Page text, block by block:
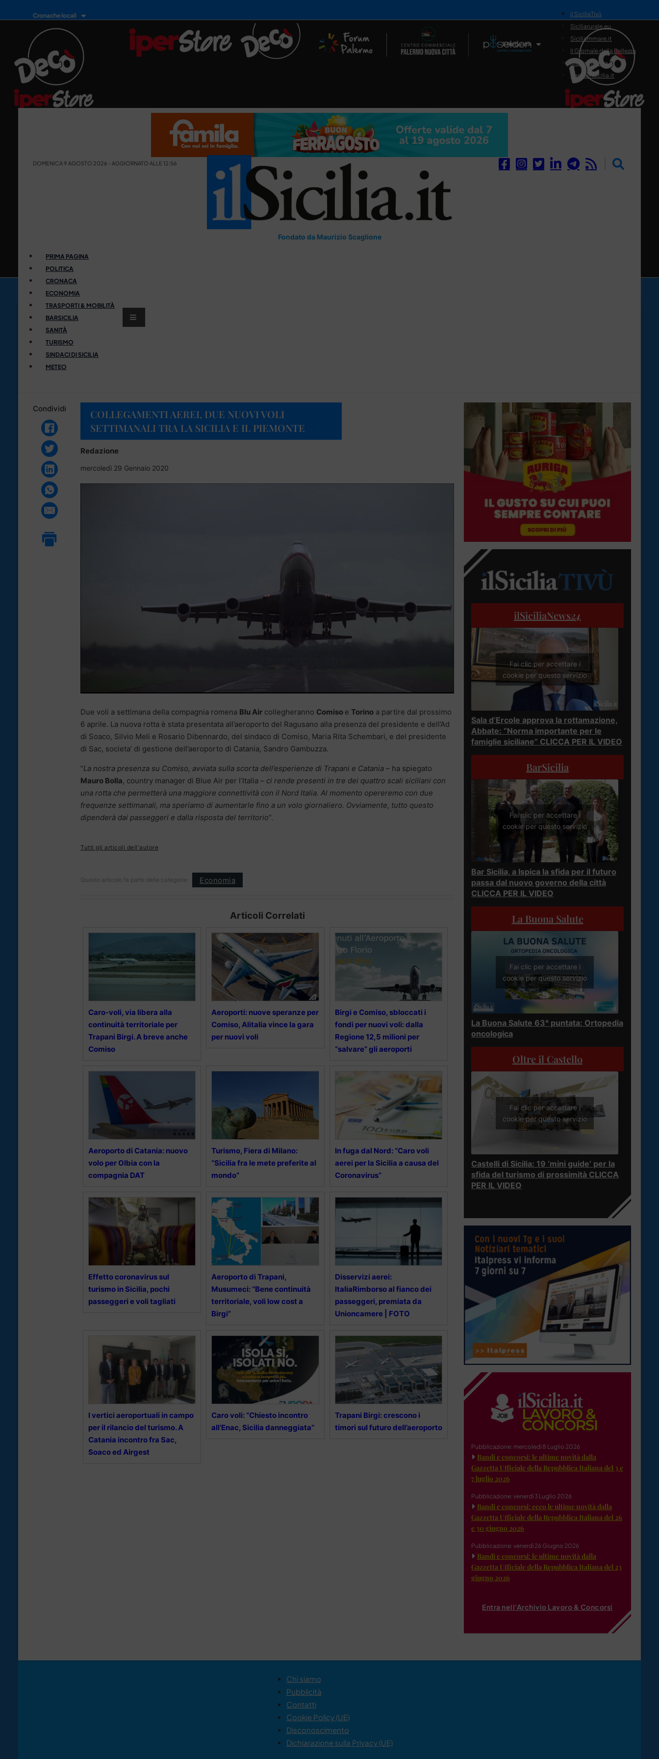
Cronache locali
Il Network
il SiciliaTivù
Siciliarurale.eu
Siciliammare.it
Il Giornale della Bellezza
Siciliamedica.it
Sanitainsicilia.it
DOMENICA 9 AGOSTO 2026 - AGGIORNATO ALLE 12:56
Fondato da Maurizio Scaglione
PRIMA PAGINA
POLITICA
CRONACA
ECONOMIA
TRASPORTI & MOBILITÀ
BARSICILIA
SANITÀ
TURISMO
SINDACI DI SICILIA
METEO
Condividi
COLLEGAMENTI AEREI, DUE NUOVI VOLI
SETTIMANALI TRA LA SICILIA E IL PIEMONTE
Redazione
mercoledì 29 Gennaio 2020
Due voli a settimana della compagnia romena Blu Air collegheranno Comiso e Torino a partire dal prossimo
6 aprile. La nuova rotta è stata presentata all’aeroporto del Ragusano alla presenza del presidente e dell’Ad
di Soaco, Silvio Meli e Rosario Dibennardo, del sindaco di Comiso, Maria Rita Schembari, e del presidente
di Sac, societa’ di gestione dell’aeroporto di Catania, Sandro Gambuzza.
“La nostra presenza su Comiso, avviata sulla scorta dell’esperienze di Trapani e Catania – ha spiegato
Mauro Bolla, country manager di Blue Air per l’Italia – ci rende presenti in tre dei quattro scali siciliani con
una rotta che permetterà una maggiore connettività con il Nord Italia. Al momento opereremo con due
frequenze settimanali, ma speriamo di aumentarle fino a un volo giornaliero. Ovviamente, tutto questo
dipenderà dai passeggeri e dalla risposta del territorio“.
Tutti gli articoli dell'autore
Questo articolo fa parte delle categorie: Economia
Articoli Correlati
Caro-voli, via libera alla
continuità territoriale per
Trapani Birgi. A breve anche
Comiso
Aeroporti: nuove speranze per
Comiso, Alitalia vince la gara
per nuovi voli
Birgi e Comiso, sbloccati i
fondi per nuovi voli: dalla
Regione 12,5 milioni per
“salvare” gli aeroporti
Aeroporto di Catania: nuovo
volo per Olbia con la
compagnia DAT
Turismo, Fiera di Milano:
“Sicilia fra le mete preferite al
mondo”
In fuga dal Nord: “Caro voli
aerei per la Sicilia a causa del
Coronavirus”
Effetto coronavirus sul
turismo in Sicilia, pochi
passeggeri e voli tagliati
Aeroporto di Trapani,
Musumeci: “Bene continuità
territoriale, voli low cost a
Birgi”
Disservizi aerei:
ItaliaRimborso al fianco dei
passeggeri, premiata da
Unioncamere | FOTO
I vertici aeroportuali in campo
per il rilancio del turismo. A
Catania incontro fra Sac,
Soaco ed Airgest
Caro voli: “Chiesto incontro
all’Enac, Sicilia danneggiata”
Trapani Birgi: crescono i
timori sul futuro dell’aeroporto
ilSiciliaNews24
Fai clic per accettare i
cookie per questo servizio
Sala d’Ercole approva la rottamazione,
Abbate: “Norma importante per le
famiglie siciliane” CLICCA PER IL VIDEO
BarSicilia
Fai clic per accettare i
cookie per questo servizio
Bar Sicilia, a Ispica la sfida per il futuro
passa dal nuovo governo della città
CLICCA PER IL VIDEO
La Buona Salute
Fai clic per accettare i
cookie per questo servizio
La Buona Salute 63° puntata: Ortopedia
oncologica
Oltre il Castello
Fai clic per accettare i
cookie per questo servizio
Castelli di Sicilia: 19 ‘mini guide’ per la
sfida del turismo di prossimità CLICCA
PER IL VIDEO
Pubblicazione: mercoledì 8 Luglio 2026
Bandi e concorsi: le ultime novità dalla
Gazzetta Ufficiale della Repubblica Italiana del 3 e
7 luglio 2026
Pubblicazione: venerdì 3 Luglio 2026
Bandi e concorsi: ecco le ultime novità dalla
Gazzetta Ufficiale della Repubblica Italiana del 26
e 30 giugno 2026
Pubblicazione: venerdì 26 Giugno 2026
Bandi e concorsi: le ultime novità dalla
Gazzetta Ufficiale della Repubblica Italiana del 23
giugno 2026
Entra nell'Archivio Lavoro & Concorsi
Chi siamo
Pubblicità
Contatti
Cookie Policy (UE)
Disconoscimento
Dichiarazione sulla Privacy (UE)